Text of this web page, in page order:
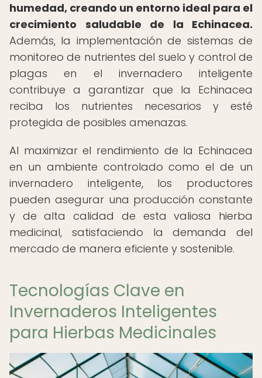
humedad, creando un entorno ideal para el
crecimiento saludable de la Echinacea.
Además, la implementación de sistemas de
monitoreo de nutrientes del suelo y control de
plagas en el invernadero inteligente
contribuye a garantizar que la Echinacea
reciba los nutrientes necesarios y esté
protegida de posibles amenazas.
Al maximizar el rendimiento de la Echinacea
en un ambiente controlado como el de un
invernadero inteligente, los productores
pueden asegurar una producción constante
y de alta calidad de esta valiosa hierba
medicinal, satisfaciendo la demanda del
mercado de manera eficiente y sostenible.
Tecnologías Clave en
Invernaderos Inteligentes
para Hierbas Medicinales